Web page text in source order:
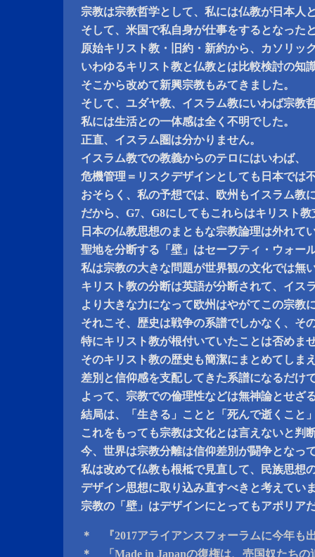
宗教は宗教哲学として、私には仏教が日本人
そして、米国で私自身が仕事をするとなった
原始キリスト教・旧約・新約から、カソリッ
いわゆるキリスト教と仏教とは比較検討の知
そこから改めて新興宗教もみてきました。
そして、ユダヤ教、イスラム教にいわば宗教
私には生活との一体感は全く不明でした。
正直、イスラム圏は分かりません。
イスラム教での教義からのテロにはいわば、
危機管理＝リスクデザインとしても日本では
おそらく、私の予想では、欧州もイスラム教
だから、G7、G8にしてもこれらはキリスト
日本の仏教思想のまともな宗教論理は外れて
聖地を分断する「壁」はセーフティ・ウォー
私は宗教の大きな問題が世界観の文化では無
キリスト教の分断は英語が分断されて、イス
より大きな力になって欧州はやがてこの宗教
それこそ、歴史は戦争の系譜でしかなく、そ
特にキリスト教が根付いていたことは否めま
そのキリスト教の歴史も簡潔にまとめてしま
差別と信仰感を支配してきた系譜になるだけ
よって、宗教での倫理性などは無神論とせざ
結局は、「生きる」ことと「死んで逝くこと
これをもっても宗教は文化とは言えないと判
今、世界は宗教分離は信仰差別が闘争となっ
私は改めて仏教も根柢で見直して、民族思想
デザイン思想に取り込み直すべきと考えてい
宗教の「壁」はデザインにとってもアポリア
＊ 『2017アライアンスフォーラムに今年も
＊ 「Made in Japanの復権は、売国奴たちの